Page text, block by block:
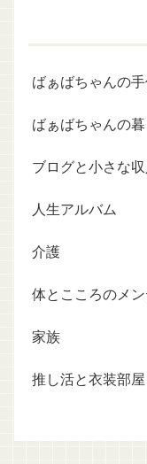
ばぁばちゃんの
ばぁばちゃんの暮
ブログと小さな収
人生アルバム
介護
体とこころのメ
家族
推し活と衣装部屋